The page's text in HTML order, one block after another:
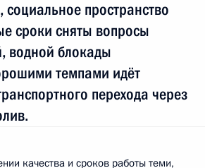
пространство
сроки сняты вопросы
водной блокады
темпами идёт
перехода через
качества и сроков работы теми,